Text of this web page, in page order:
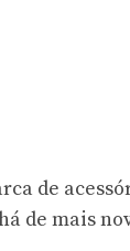
de
de mais